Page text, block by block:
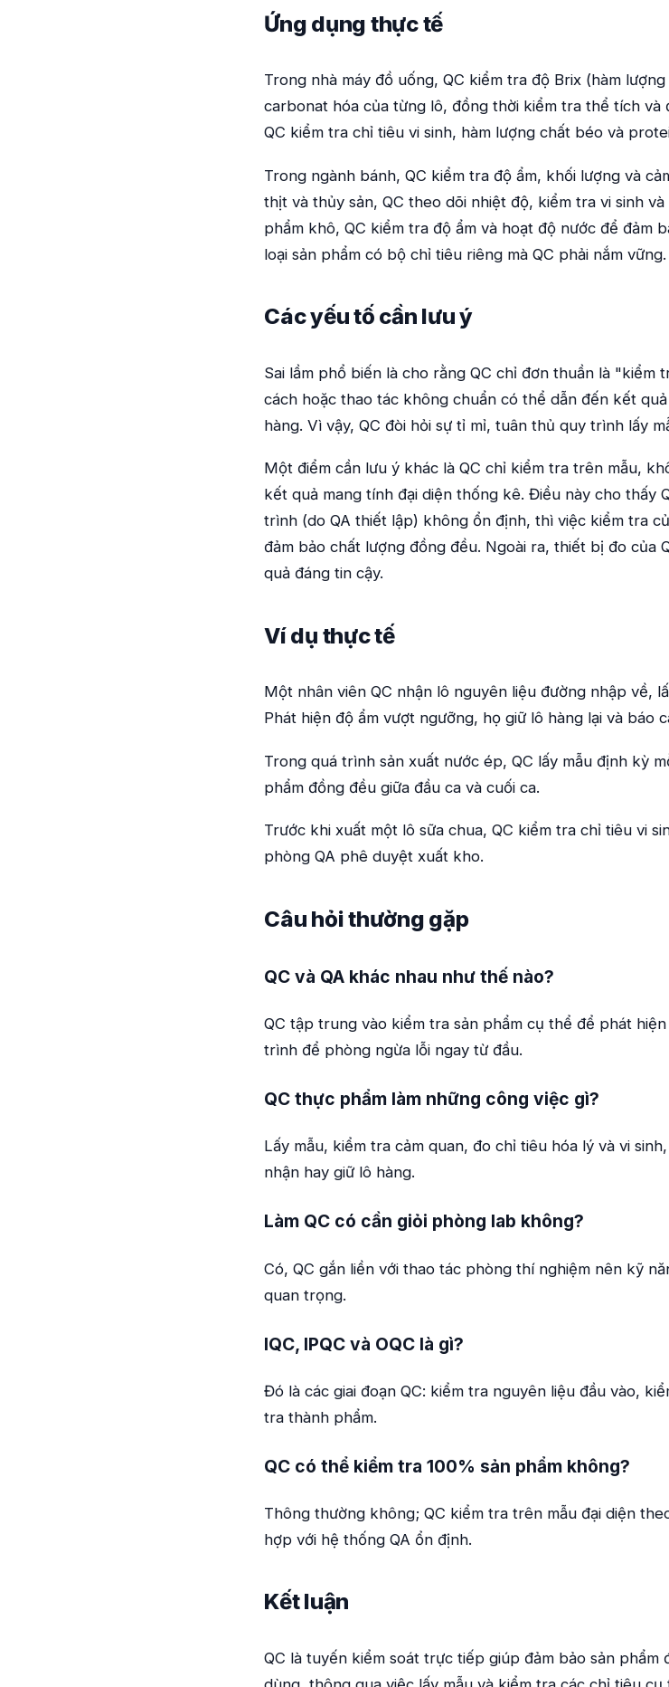
Ứng dụng thực tế
Trong nhà máy đồ uống, QC kiểm tra độ Brix (hàm
carbonat hóa của từng lô, đồng thời kiểm tra thể tích và
QC kiểm tra chỉ tiêu vi sinh, hàm lượng chất béo và
Trong ngành bánh, QC kiểm tra độ ẩm, khối lượng và
thịt và thủy sản, QC theo dõi nhiệt độ, kiểm tra vi sinh
phẩm khô, QC kiểm tra độ ẩm và hoạt độ nước để đảm
loại sản phẩm có bộ chỉ tiêu riêng mà QC phải nắm vững.
Các yếu tố cần lưu ý
Sai lầm phổ biến là cho rằng QC chỉ đơn thuần là "kiểm
cách hoặc thao tác không chuẩn có thể dẫn đến kết
hàng. Vì vậy, QC đòi hỏi sự tỉ mỉ, tuân thủ quy trình lấy
Một điểm cần lưu ý khác là QC chỉ kiểm tra trên mẫu,
kết quả mang tính đại diện thống kê. Điều này cho thấy
trình (do QA thiết lập) không ổn định, thì việc kiểm tra
đảm bảo chất lượng đồng đều. Ngoài ra, thiết bị đo của
quả đáng tin cậy.
Ví dụ thực tế
Một nhân viên QC nhận lô nguyên liệu đường nhập về,
Phát hiện độ ẩm vượt ngưỡng, họ giữ lô hàng lại và báo
Trong quá trình sản xuất nước ép, QC lấy mẫu định kỳ
phẩm đồng đều giữa đầu ca và cuối ca.
Trước khi xuất một lô sữa chua, QC kiểm tra chỉ tiêu vi
phòng QA phê duyệt xuất kho.
Câu hỏi thường gặp
QC và QA khác nhau như thế nào?
QC tập trung vào kiểm tra sản phẩm cụ thể để phát
trình để phòng ngừa lỗi ngay từ đầu.
QC thực phẩm làm những công việc gì?
Lấy mẫu, kiểm tra cảm quan, đo chỉ tiêu hóa lý và vi
nhận hay giữ lô hàng.
Làm QC có cần giỏi phòng lab không?
Có, QC gắn liền với thao tác phòng thí nghiệm nên kỹ
quan trọng.
IQC, IPQC và OQC là gì?
Đó là các giai đoạn QC: kiểm tra nguyên liệu đầu vào,
tra thành phẩm.
QC có thể kiểm tra 100% sản phẩm không?
Thông thường không; QC kiểm tra trên mẫu đại diện
hợp với hệ thống QA ổn định.
Kết luận
QC là tuyến kiểm soát trực tiếp giúp đảm bảo sản